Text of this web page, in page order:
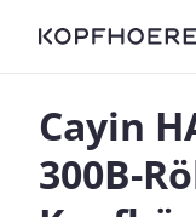
Cayin
300B-